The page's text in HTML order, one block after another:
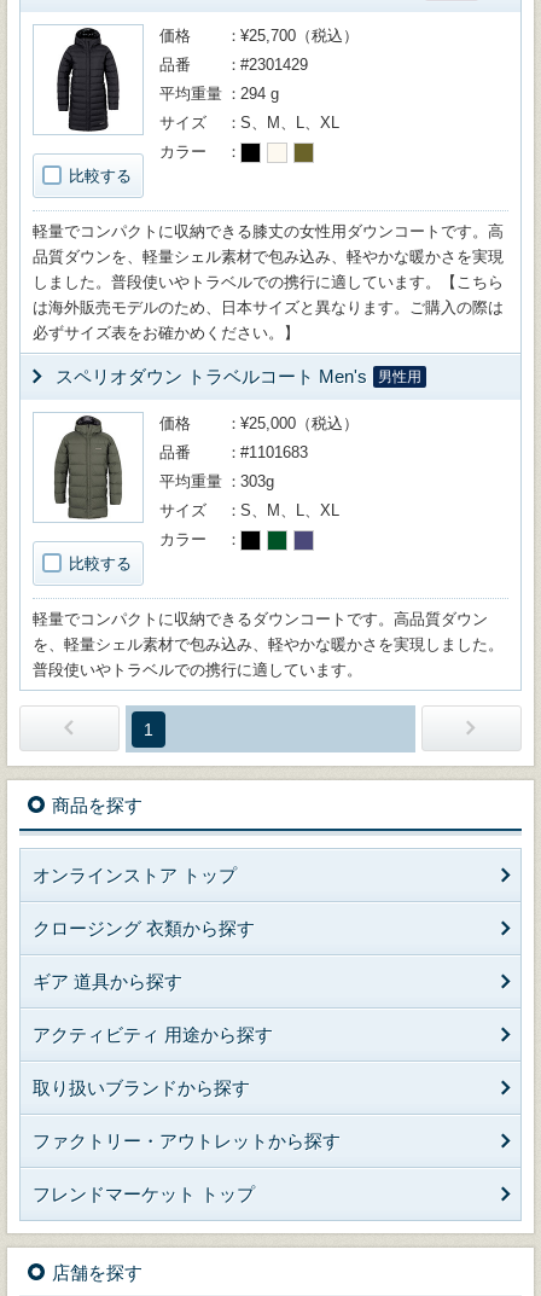
比較する
価格
¥25,700（税込）
品番
#2301429
平均重量
294 g
サイズ
S、M、L、XL
カラー
軽量でコンパクトに収納できる膝丈の女性用ダウンコートです。高
品質ダウンを、軽量シェル素材で包み込み、軽やかな暖かさを実現
しました。普段使いやトラベルでの携行に適しています。【こちら
は海外販売モデルのため、日本サイズと異なります。ご購入の際は
必ずサイズ表をお確かめください。】
スペリオダウン トラベルコート Men's 男性用
比較する
価格
¥25,000（税込）
品番
#1101683
平均重量
303g
サイズ
S、M、L、XL
カラー
軽量でコンパクトに収納できるダウンコートです。高品質ダウン
を、軽量シェル素材で包み込み、軽やかな暖かさを実現しました。
普段使いやトラベルでの携行に適しています。
1
商品を探す
オンラインストア トップ
クロージング 衣類から探す
ギア 道具から探す
アクティビティ 用途から探す
取り扱いブランドから探す
ファクトリー・アウトレットから探す
フレンドマーケット トップ
店舗を探す